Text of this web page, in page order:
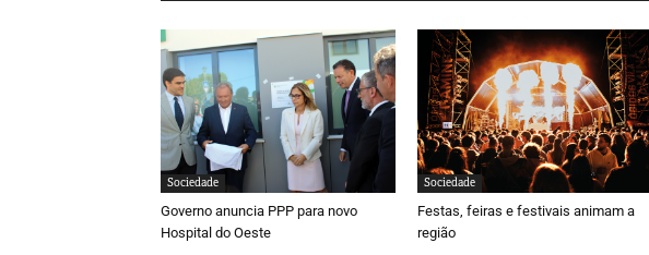
Sociedade
Governo anuncia PPP para novo
Hospital do Oeste
Sociedade
Festas, feiras e festivais animam a
região